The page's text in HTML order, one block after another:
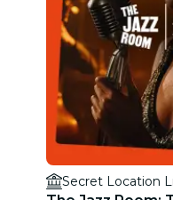
Secret Location